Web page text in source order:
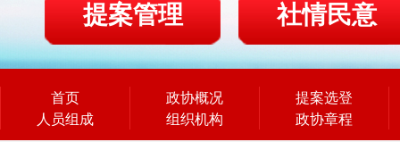
提案管理 社情民意
首页
人员组成
政协概况
组织机构
提案选登
政协章程